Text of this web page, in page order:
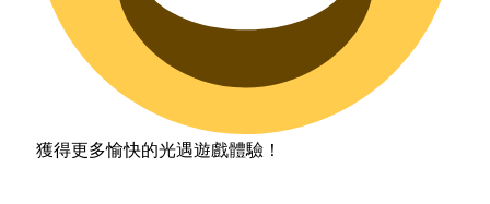
獲得更多愉快的光遇遊戲體驗！